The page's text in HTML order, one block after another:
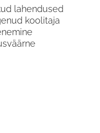
lahendused
koolitaja